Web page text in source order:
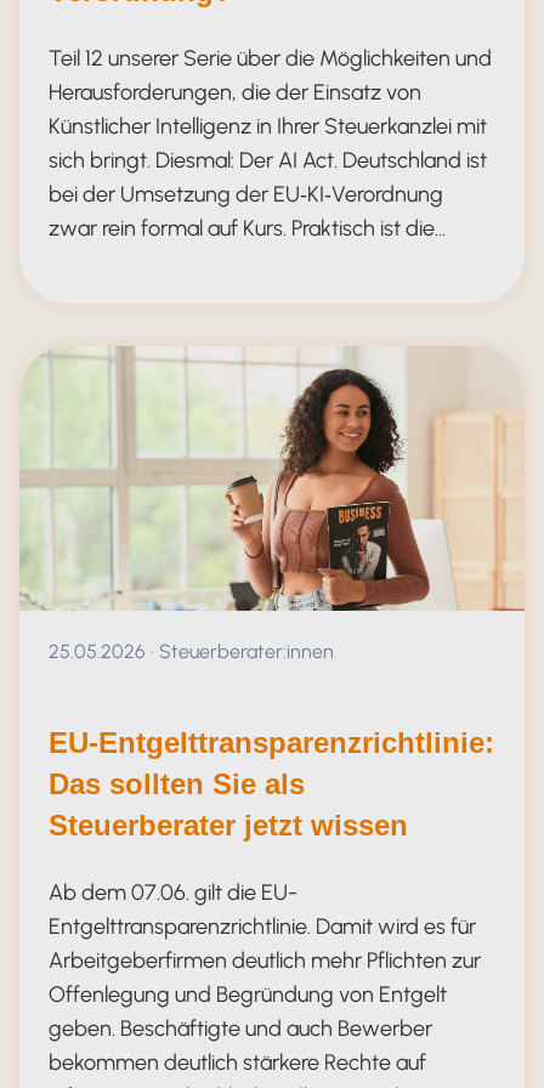
AI Act - wie weit ist Ihre Kanzlei?
Teil 12 unserer Serie über die Möglichkeiten und
Herausforderungen, die der Einsatz von
Künstlicher Intelligenz in Ihrer Steuerkanzlei mit
sich bringt. Diesmal: Der AI Act. Deutschland ist
bei der Umsetzung der EU‑KI‑Verordnung
zwar rein formal auf Kurs. Praktisch ist die…
Veröffentlicht am 25.05.2026
25.05.2026 · Steuerberater:innen
EU-Entgelttransparenzrichtlinie:
Das sollten Sie als
Steuerberater jetzt wissen
Ab dem 07.06. gilt die EU-
Entgelttransparenzrichtlinie. Damit wird es für
Arbeitgeberfirmen deutlich mehr Pflichten zur
Offenlegung und Begründung von Entgelt
geben. Beschäftigte und auch Bewerber
bekommen deutlich stärkere Rechte auf